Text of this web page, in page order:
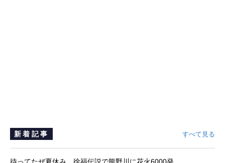
新着記事 すべて見る